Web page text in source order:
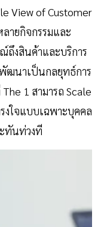
View of Customer
ลายกิจกรรมและ
ถึงสินค้าและบริการ
ฒนาเป็นกลยุทธ์การ
1 สามารถ Scale
งใจแบบเฉพาะบุคคล
ทันท่วงที